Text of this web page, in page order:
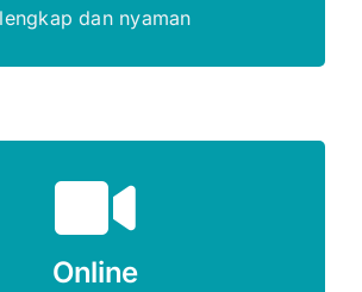
lengkap dan nyaman
Online